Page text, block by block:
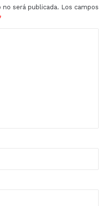
será publicada. Los campos